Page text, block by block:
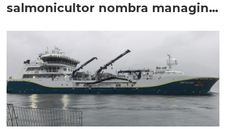
salmonicultor nombra managing